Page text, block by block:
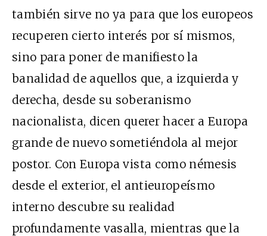
también sirve no ya para que los europeos
recuperen cierto interés por sí mismos,
sino para poner de manifiesto la
banalidad de aquellos que, a izquierda y
derecha, desde su soberanismo
nacionalista, dicen querer hacer a Europa
grande de nuevo sometiéndola al mejor
postor. Con Europa vista como némesis
desde el exterior, el antieuropeísmo
interno descubre su realidad
profundamente vasalla, mientras que la